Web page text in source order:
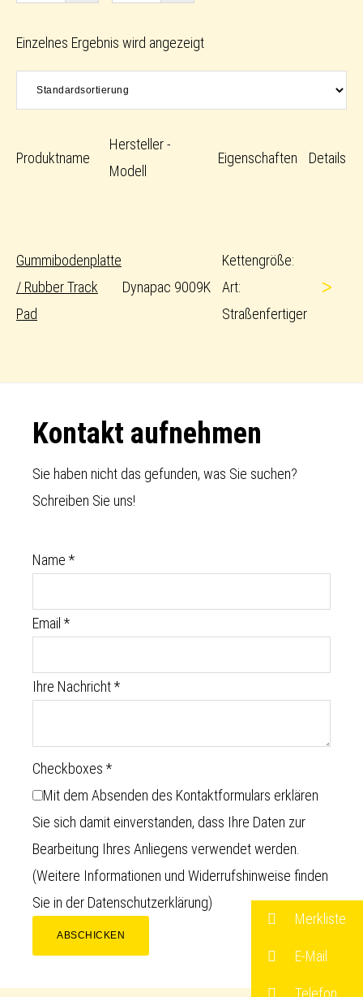
Einzelnes Ergebnis wird angezeigt
Produktname
Hersteller -
Modell
Eigenschaften Details
Gummibodenplatte
/ Rubber Track
Pad
Dynapac 9009K
Kettengröße:
Art:
Straßenfertiger
>
Footer
Kontakt aufnehmen
Sie haben nicht das gefunden, was Sie suchen?
Schreiben Sie uns!
Name *
Email *
Ihre Nachricht*
Checkboxes *
Mit dem Absenden des Kontaktformulars erklären
Sie sich damit einverstanden, dass Ihre Daten zur
Bearbeitung Ihres Anliegens verwendet werden.
(Weitere Informationen und Widerrufshinweise finden
Sie in der Datenschutzerklärung)
ABSCHICKEN
Merkliste
E-Mail
Telefon